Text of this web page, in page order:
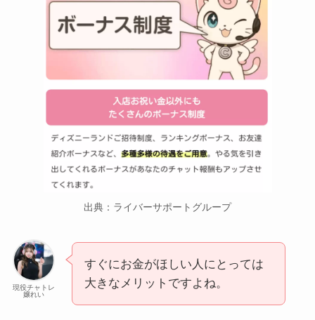
出典：ライバーサポートグループ
現役チャトレ
嬢れい
すぐにお金がほしい人にとっては
大きなメリットですよね。